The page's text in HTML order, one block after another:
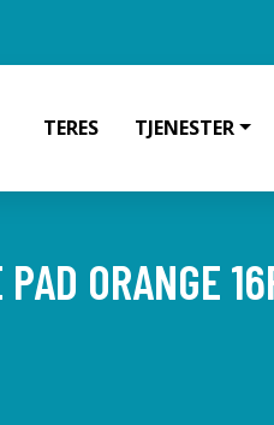
TERES TJENESTER
ORANGE